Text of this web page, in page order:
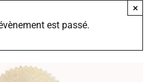
est passé.
×